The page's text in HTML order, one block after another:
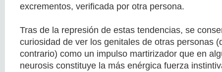
excrementos, verificada por otra persona.
Tras de la represión de estas tendencias, se
curiosidad de ver los genitales de otras personas
contrario) como un impulso martirizador que en
neurosis constituye la más enérgica fuerza